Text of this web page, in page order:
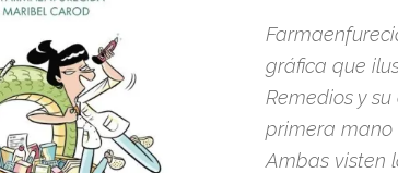
gráfica que
Remedios y
primera mano
Ambas visten